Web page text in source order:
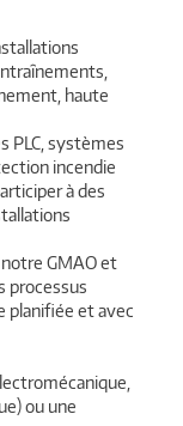
haute
PLC, systèmes
incendie
à des
GMAO et
processus
planifiée et avec
ou une